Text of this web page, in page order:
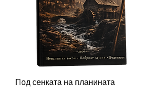
Под сенката на планината